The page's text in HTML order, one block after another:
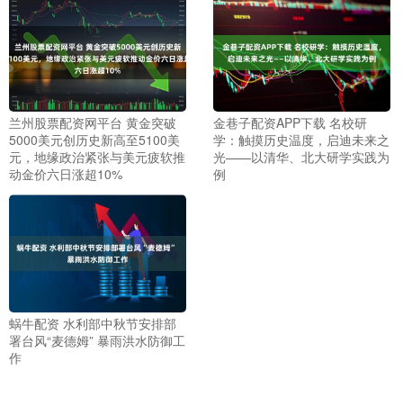
兰州股票配资网平台 黄金突破
5000美元创历史新高至5100美
元，地缘政治紧张与美元疲软推
动金价六日涨超10%
金巷子配资APP下载 名校研
学：触摸历史温度，启迪未来之
光——以清华、北大研学实践为
例
蜗牛配资 水利部中秋节安排部
署台风“麦德姆” 暴雨洪水防御工
作